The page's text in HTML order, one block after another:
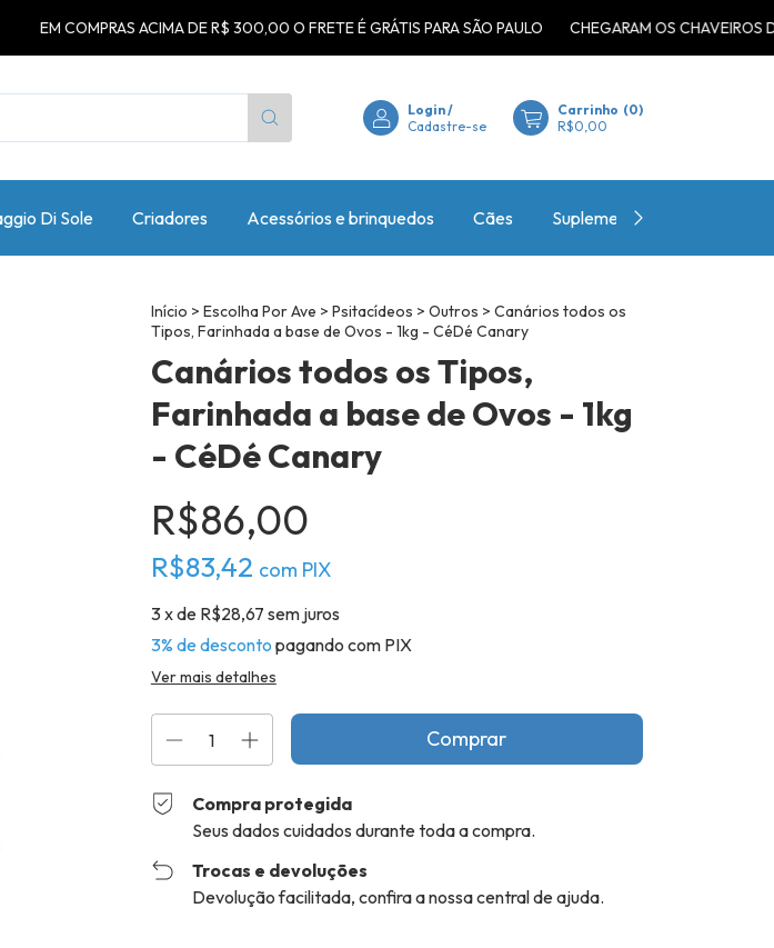
ACIMA DE R$ 300,00 O FRETE É GRÁTIS PARA SÃO PAULO CHEGARAM OS CHAVEIROS DA
Login/
Cadastre-se
Carrinho (0)
R$0,00
Di Sole Criadores Acessórios e brinquedos Cães Suplementos
Início > Escolha Por Ave > Psitacídeos > Outros > Canários todos os
Tipos, Farinhada a base de Ovos - 1kg - CéDé Canary
Canários todos os Tipos,
Farinhada a base de Ovos - 1kg
- CéDé Canary
R$86,00
R$83,42 com PIX
3x de R$28,67 sem juros
3% de desconto pagando com PIX
Ver mais detalhes
Compra protegida
Seus dados cuidados durante toda a compra.
Trocas e devoluções
Devolução facilitada, confira a nossa central de ajuda.